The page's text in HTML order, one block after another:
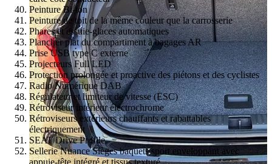
Peinture Bi-ton
Peinture de toit de la même couleur que la carrosserie
Phares et essuie-glaces automatiques
Plancher plat du compartiment à bagages AR
Prise USB type C externe
Projecteurs Full LED
Protection prolongée et proactive des piétons et des cyclistes
Radio Numérique DAB
Régulateur et limiteur de vitesse (ESC)
Rétroviseur intérieur électrochrome
Rétroviseurs extérieurs chauffants et rabattables
électriquement
SEAT Drive Profile
Sellerie Nuance Sièges baquets sport enveloppant avec
appuie-tête intégré et tissus texturé